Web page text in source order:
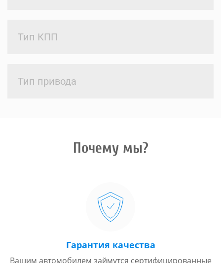
Тип КПП
Тип привода
Почему мы?
Гарантия качества
Вашим автомобилем займутся сертифицированные